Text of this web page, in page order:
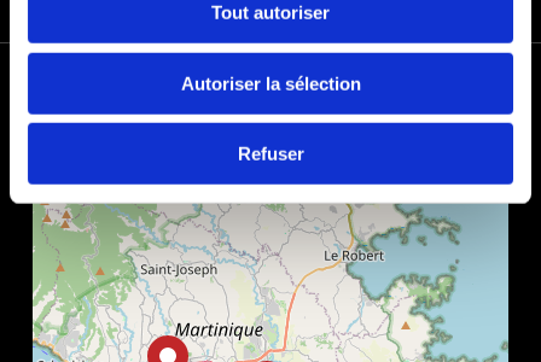
Tout autoriser
Autoriser la sélection
Refuser
−